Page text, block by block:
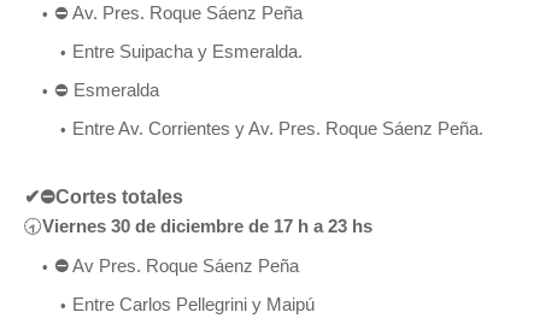
⛔ Av. Pres. Roque Sáenz Peña
Entre Suipacha y Esmeralda.
⛔ Esmeralda
Entre Av. Corrientes y Av. Pres. Roque Sáenz Peña.
✔⛔Cortes totales
🕣Viernes 30 de diciembre de 17 h a 23 hs
⛔Av Pres. Roque Sáenz Peña
Entre Carlos Pellegrini y Maipú